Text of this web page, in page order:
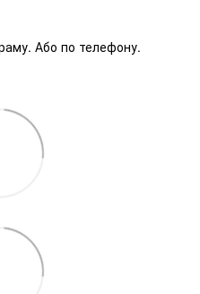
Або по телефону.